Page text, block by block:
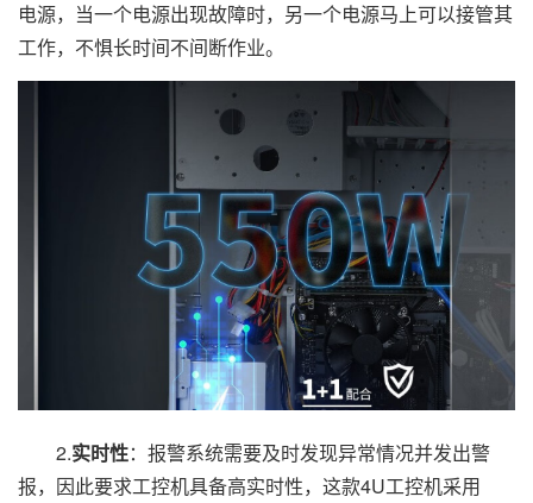
电源，当一个电源出现故障时，另一个电源马上可以接管其
工作，不惧长时间不间断作业。
2.实时性：报警系统需要及时发现异常情况并发出警
报，因此要求工控机具备高实时性，这款4U工控机采用